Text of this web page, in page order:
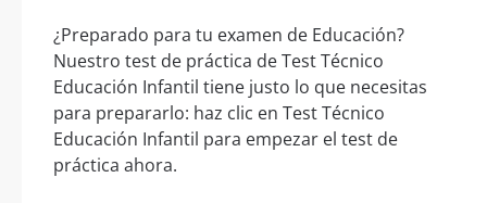
¿Preparado para tu examen de Educación?
Nuestro test de práctica de Test Técnico
Educación Infantil tiene justo lo que necesitas
para prepararlo: haz clic en Test Técnico
Educación Infantil para empezar el test de
práctica ahora.